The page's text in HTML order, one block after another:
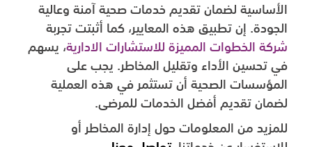
الأساسية لضمان تقديم خدمات صحية آمنة وعالية
الجودة. إن تطبيق هذه المعايير، كما أثبتت تجربة
شركة الخطوات المميزة للاستشارات الادارية، يسهم
في تحسين الأداء وتقليل المخاطر. يجب على
المؤسسات الصحية أن تستثمر في هذه العملية
لضمان تقديم أفضل الخدمات للمرضى.
للمزيد من المعلومات حول إدارة المخاطر أو